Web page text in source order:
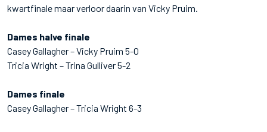
kwartfinale maar verloor daarin van Vicky Pruim.
Dames halve finale
Casey Gallagher – Vicky Pruim 5-0
Tricia Wright – Trina Gulliver 5-2
Dames finale
Casey Gallagher – Tricia Wright 6-3